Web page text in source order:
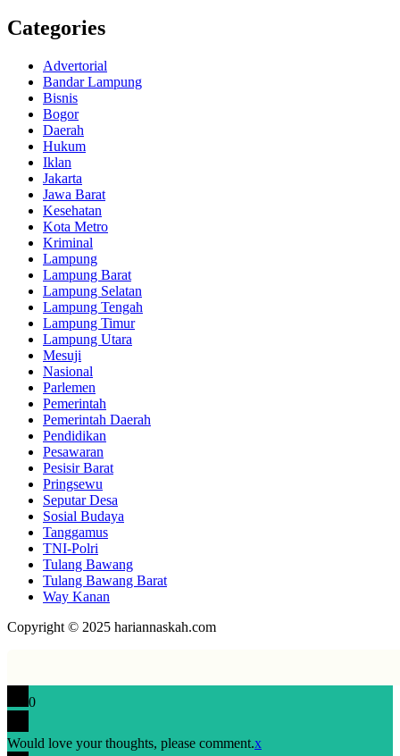
Categories
Advertorial
Bandar Lampung
Bisnis
Bogor
Daerah
Hukum
Iklan
Jakarta
Jawa Barat
Kesehatan
Kota Metro
Kriminal
Lampung
Lampung Barat
Lampung Selatan
Lampung Tengah
Lampung Timur
Lampung Utara
Mesuji
Nasional
Parlemen
Pemerintah
Pemerintah Daerah
Pendidikan
Pesawaran
Pesisir Barat
Pringsewu
Seputar Desa
Sosial Budaya
Tanggamus
TNI-Polri
Tulang Bawang
Tulang Bawang Barat
Way Kanan
Copyright © 2025 hariannaskah.com
0
Would love your thoughts, please comment.x